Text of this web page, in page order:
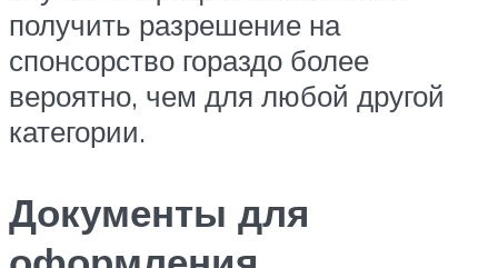
получить разрешение на
спонсорство гораздо более
вероятно, чем для любой другой
категории.
Документы для